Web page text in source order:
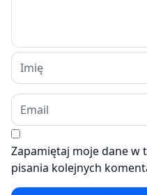
Zapamiętaj moje dane w
pisania kolejnych